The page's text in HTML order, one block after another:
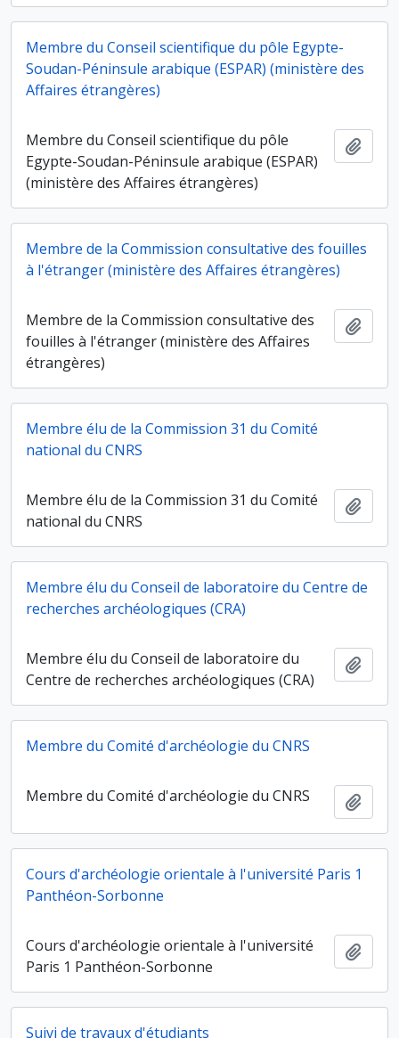
Membre du Conseil scientifique du pôle Egypte-
Soudan-Péninsule arabique (ESPAR) (ministère des
Affaires étrangères)
Membre du Conseil scientifique du pôle
Egypte-Soudan-Péninsule arabique (ESPAR)
(ministère des Affaires étrangères)
Membre de la Commission consultative des fouilles
à l'étranger (ministère des Affaires étrangères)
Membre de la Commission consultative des
fouilles à l'étranger (ministère des Affaires
étrangères)
Membre élu de la Commission 31 du Comité
national du CNRS
Membre élu de la Commission 31 du Comité
national du CNRS
Membre élu du Conseil de laboratoire du Centre de
recherches archéologiques (CRA)
Membre élu du Conseil de laboratoire du
Centre de recherches archéologiques (CRA)
Membre du Comité d'archéologie du CNRS
Membre du Comité d'archéologie du CNRS
Cours d'archéologie orientale à l'université Paris 1
Panthéon-Sorbonne
Cours d'archéologie orientale à l'université
Paris 1 Panthéon-Sorbonne
Suivi de travaux d'étudiants